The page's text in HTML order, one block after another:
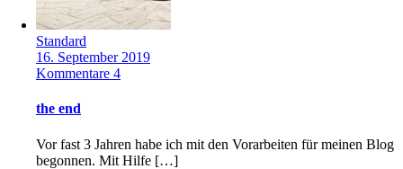
Standard
16. September 2019
Kommentare 4
the end
Vor fast 3 Jahren habe ich mit den Vorarbeiten für meinen Blog
begonnen. Mit Hilfe […]